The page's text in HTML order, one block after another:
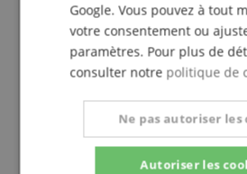
5 Etoiles
4 Etoiles
3 Etoiles
1 Etoile
Une vérification des évaluations
suit : Seuls les clients qui sont
Google. Vous pouvez à tout
votre consentement ou
paramètres. Pour plus de
consulter notre politique de
Autoriser les
Ne pas autoriser les